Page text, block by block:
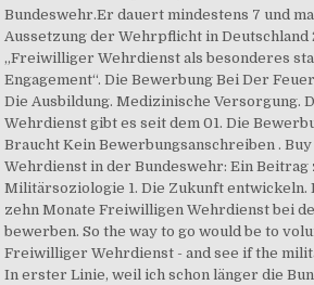
Bundeswehr.Er dauert mindestens 7 und
Aussetzung der Wehrpflicht in
„Freiwilliger Wehrdienst als besonderes
Engagement“. Die Bewerbung Bei Der
Die Ausbildung. Medizinische Versorgung.
Wehrdienst gibt es seit dem 01. Die
Braucht Kein Bewerbungsanschreiben .
Wehrdienst in der Bundeswehr: Ein
Militärsoziologie 1. Die Zukunft entwickeln.
zehn Monate Freiwilligen Wehrdienst bei
bewerben. So the way to go would be to
Freiwilliger Wehrdienst - and see if the
In erster Linie, weil ich schon länger die